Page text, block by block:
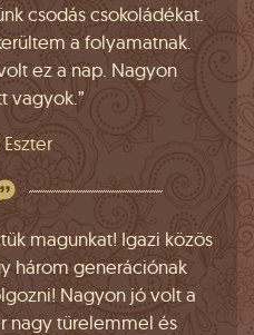
csodás csokoládékat.
a folyamatnak.
ez a nap. Nagyon
vagyok.”
magunkat! Igazi közös
három generációnak
Nagyon jó volt a
nagy türelemmel és